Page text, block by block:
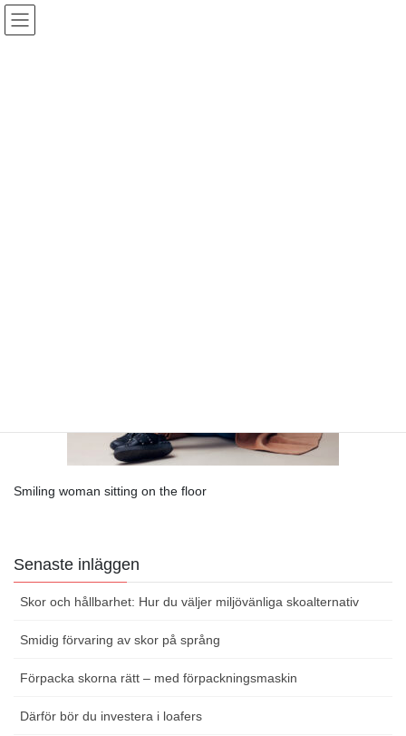
Skip
Skip
Smiling woman sitting on the floor
Senaste inläggen
Skor och hållbarhet: Hur du väljer miljövänliga skoalternativ
Smidig förvaring av skor på språng
Förpacka skorna rätt – med förpackningsmaskin
Därför bör du investera i loafers